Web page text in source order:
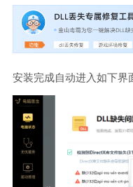
安装完成自动进入如下界